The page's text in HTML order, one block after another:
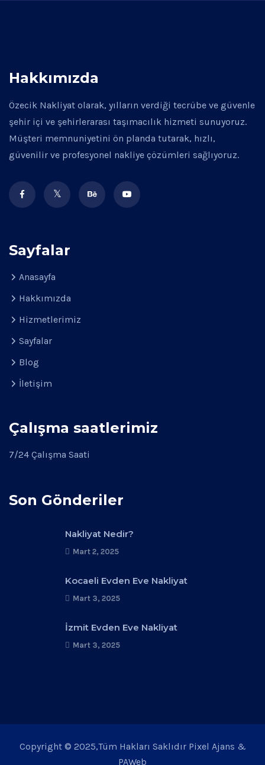
Hakkımızda
Özecik Nakliyat olarak, yılların verdiği tecrübe ve güvenle
şehir içi ve şehirlerarası taşımacılık hizmeti sunuyoruz.
Müşteri memnuniyetini ön planda tutarak, hızlı,
güvenilir ve profesyonel nakliye çözümleri sağlıyoruz.
Sayfalar
Anasayfa
Hakkımızda
Hizmetlerimiz
Sayfalar
Blog
İletişim
Çalışma saatlerimiz
7/24 Çalışma Saati
Son Gönderiler
Nakliyat Nedir?
Mart 2, 2025
Kocaeli Evden Eve Nakliyat
Mart 3, 2025
İzmit Evden Eve Nakliyat
Mart 3, 2025
Copyright © 2025,Tüm Hakları Saklıdır Pixel Ajans &
PAWeb